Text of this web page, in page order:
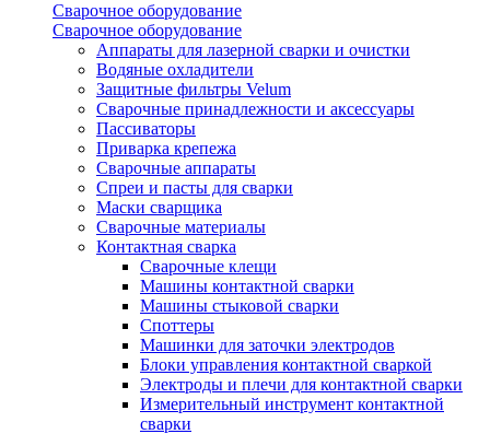
Сварочное оборудование
Сварочное оборудование
Аппараты для лазерной сварки и очистки
Водяные охладители
Защитные фильтры Velum
Сварочные принадлежности и аксессуары
Пассиваторы
Приварка крепежа
Сварочные аппараты
Спреи и пасты для сварки
Маски сварщика
Сварочные материалы
Контактная сварка
Сварочные клещи
Машины контактной сварки
Машины стыковой сварки
Споттеры
Машинки для заточки электродов
Блоки управления контактной сваркой
Электроды и плечи для контактной сварки
Измерительный инструмент контактной
сварки